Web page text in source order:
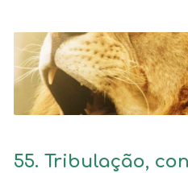
55. Tribulação,